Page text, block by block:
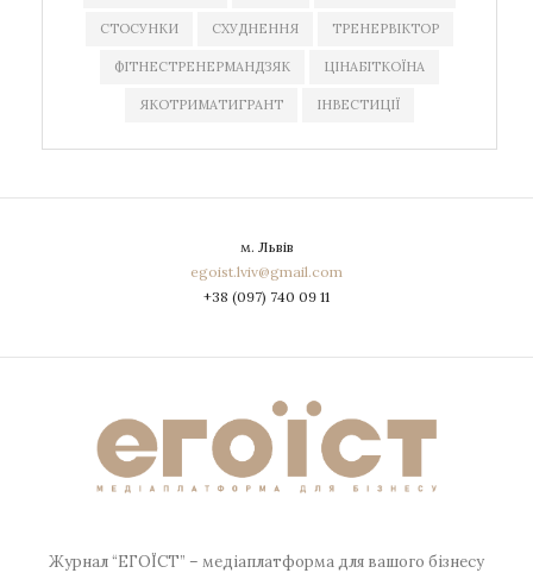
СТОСУНКИ СХУДНЕННЯ ТРЕНЕРВІКТОР
ФІТНЕСТРЕНЕРМАНДЗЯК ЦІНАБІТКОЇНА
ЯКОТРИМАТИГРАНТ ІНВЕСТИЦІЇ
м. Львів
egoist.lviv@gmail.com
+38 (097) 740 09 11
Журнал “ЕГОЇСТ” – медіаплатформа для вашого бізнесу